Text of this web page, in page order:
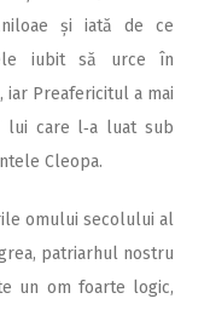
și iată de ce
iubit să urce în
iar Preafericitul a mai
care l‑a luat sub
Cleopa.
omului secolului al
patriarhul nostru
un om foarte logic,